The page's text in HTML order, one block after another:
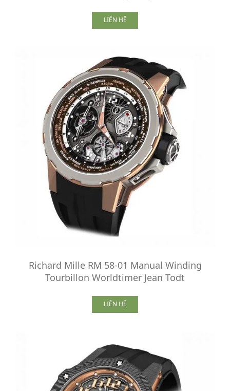
LIÊN HỆ
Richard Mille RM 58-01 Manual Winding
Tourbillon Worldtimer Jean Todt
LIÊN HỆ